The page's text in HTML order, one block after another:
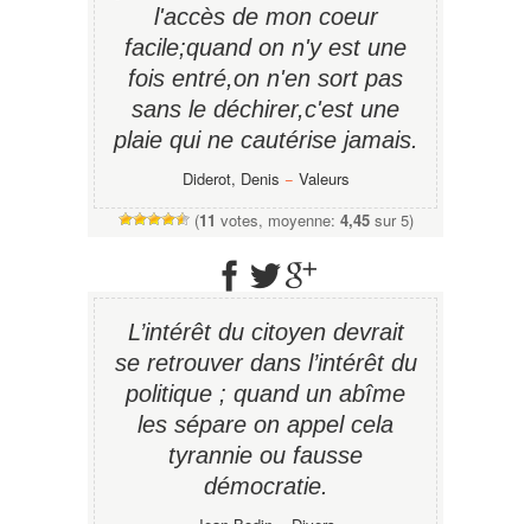
l'accès de mon coeur
facile;quand on n'y est une
fois entré,on n'en sort pas
sans le déchirer,c'est une
plaie qui ne cautérise jamais.
Diderot, Denis − Valeurs
(11 votes, moyenne: 4,45sur 5)
L’intérêt du citoyen devrait
se retrouver dans l’intérêt du
politique ; quand un abîme
les sépare on appel cela
tyrannie ou fausse
démocratie.